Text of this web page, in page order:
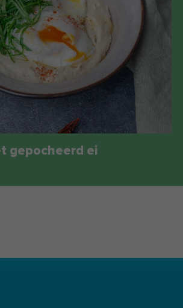
gepocheerd ei